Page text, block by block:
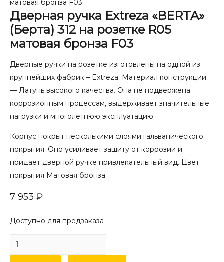
матовая бронза F03
Дверная ручка Extreza «BERTA»
(Берта) 312 на розетке R05
матовая бронза F03
Дверные ручки на розетке изготовлены на одной из
крупнейших фабрик – Extreza. Материал конструкции
— Латунь высокого качества. Она не подвержена
коррозионным процессам, выдерживает значительные
нагрузки и многолетнюю эксплуатацию.
Корпус покрыт несколькими слоями гальванического
покрытия. Оно усиливает защиту от коррозии и
придает дверной ручке привлекательный вид. Цвет
покрытия Матовая бронза
7 953 ₽
Доступно для предзаказа
Количество
товара